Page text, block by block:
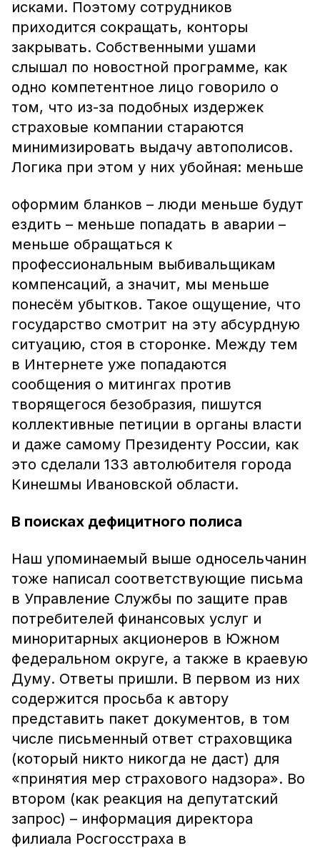
исками. Поэтому сотрудников
приходится сокращать, конторы
закрывать. Собственными ушами
слышал по новостной программе, как
одно компетентное лицо говорило о
том, что из-за подобных издержек
страховые компании стараются
минимизировать выдачу автополисов.
Логика при этом у них убойная: меньше
оформим бланков – люди меньше будут
ездить – меньше попадать в аварии –
меньше обращаться к
профессиональным выбивальщикам
компенсаций, а значит, мы меньше
понесём убытков. Такое ощущение, что
государство смотрит на эту абсурдную
ситуацию, стоя в сторонке. Между тем
в Интернете уже попадаются
сообщения о митингах против
творящегося безобразия, пишутся
коллективные петиции в органы власти
и даже самому Президенту России, как
это сделали 133 автолюбителя города
Кинешмы Ивановской области.
В поисках дефицитного полиса
Наш упоминаемый выше односельчанин
тоже написал соответствующие письма
в Управление Службы по защите прав
потребителей финансовых услуг и
миноритарных акционеров в Южном
федеральном округе, а также в краевую
Думу. Ответы пришли. В первом из них
содержится просьба к автору
представить пакет документов, в том
числе письменный ответ страховщика
(который никто никогда не даст) для
«принятия мер страхового надзора». Во
втором (как реакция на депутатский
запрос) – информация директора
филиала Росгосстраха в